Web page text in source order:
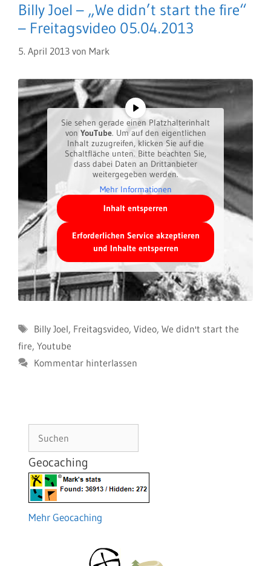
Billy Joel – „We didn’t start the fire“
– Freitagsvideo 05.04.2013
5. April 2013 von Mark
Sie sehen gerade einen Platzhalterinhalt
von YouTube. Um auf den eigentlichen
Inhalt zuzugreifen, klicken Sie auf die
Schaltfläche unten. Bitte beachten Sie,
dass dabei Daten an Drittanbieter
weitergegeben werden.
Mehr Informationen
Inhalt entsperren
Erforderlichen Service akzeptieren
und Inhalte entsperren
Schlagwörter
Billy Joel, Freitagsvideo, Video, We didn't start the
fire, Youtube
Kommentar hinterlassen
Geocaching
Mehr Geocaching